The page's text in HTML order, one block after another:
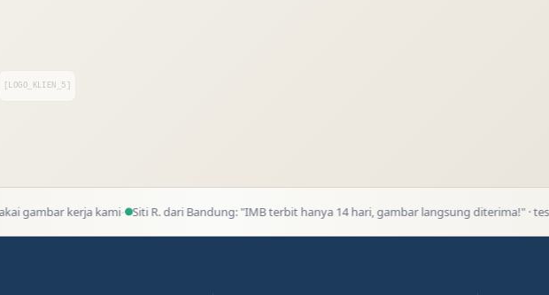
[LOGO_KLIEN_5]
kami· Siti R. dari Bandung: "IMB terbit hanya 14 hari, gambar langsung diterima!" · testimoni nyata·